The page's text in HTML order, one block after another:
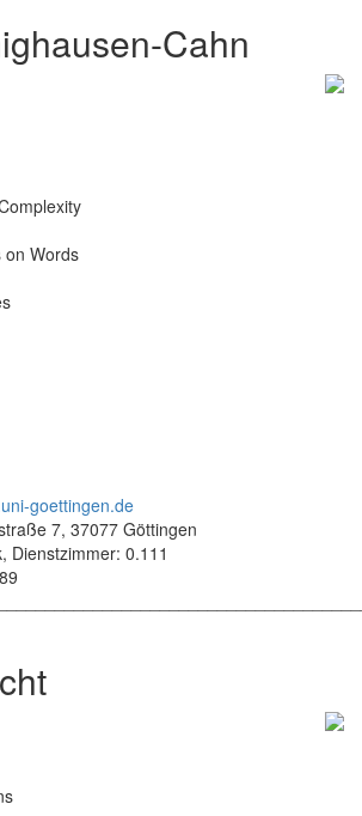
Cahn
on Words
goettingen.de
7, 37077 Göttingen
Dienstzimmer: 0.111